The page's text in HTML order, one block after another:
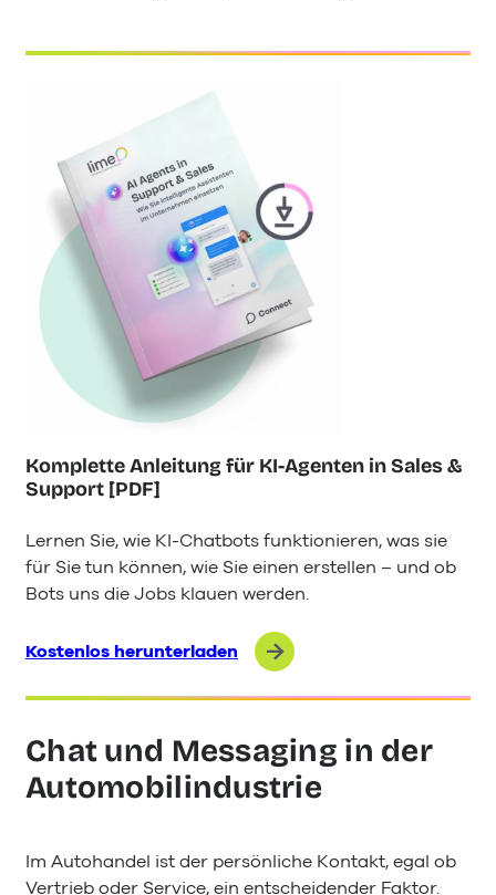
Komplette Anleitung für KI-Agenten in Sales &
Support [PDF]
Lernen Sie, wie KI-Chatbots funktionieren, was sie
für Sie tun können, wie Sie einen erstellen – und ob
Bots uns die Jobs klauen werden.
Kostenlos herunterladen
Chat und Messaging in der
Automobilindustrie
Im Autohandel ist der persönliche Kontakt, egal ob
Vertrieb oder Service, ein entscheidender Faktor.